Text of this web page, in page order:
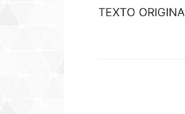
TEXTO